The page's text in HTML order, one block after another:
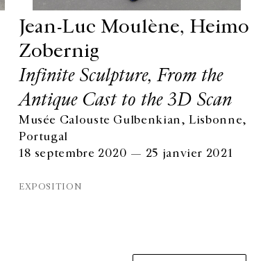
Jean-Luc Moulène, Heimo
Zobernig
Infinite Sculpture, From the
Antique Cast to the 3D Scan
Musée Calouste Gulbenkian, Lisbonne,
Portugal
18 septembre 2020 — 25 janvier 2021
EXPOSITION
HORAIRES D'OUVERTURE
DU MARDI AU VENDREDI
10H-18H
11H-19H